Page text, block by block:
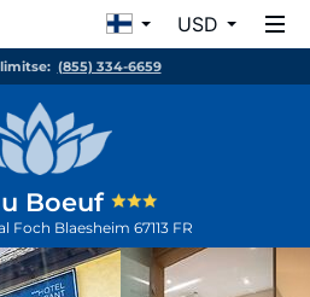
USD
(855) 334-6659
Boeuf
Foch Blaesheim 67113 FR